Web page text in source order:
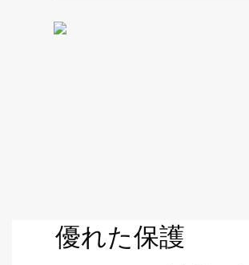
優れた保護